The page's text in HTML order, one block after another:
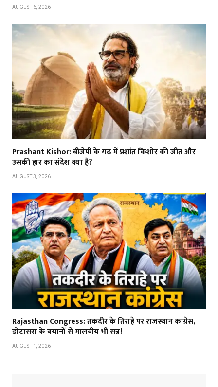
AUGUST 6, 2026
Prashant Kishor: बीजेपी के गढ़ में प्रशांत किशोर की जीत और
उसकी हार का संदेश क्या है?
AUGUST 3, 2026
Rajasthan Congress: तकदीर के तिराहे पर राजस्थान कांग्रेस,
डोटासरा के बयानों से मालवीय भी सन्न!
AUGUST 1, 2026